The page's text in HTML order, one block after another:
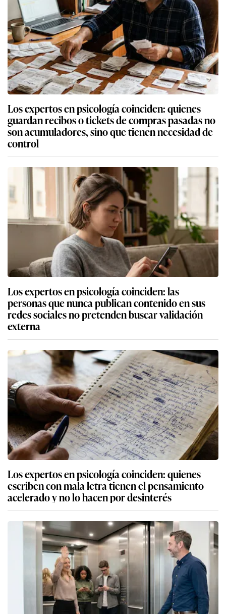
Los expertos en psicología coinciden: quienes
guardan recibos o tickets de compras pasadas no
son acumuladores, sino que tienen necesidad de
control
Los expertos en psicología coinciden: las
personas que nunca publican contenido en sus
redes sociales no pretenden buscar validación
externa
Los expertos en psicología coinciden: quienes
escriben con mala letra tienen el pensamiento
acelerado y no lo hacen por desinterés